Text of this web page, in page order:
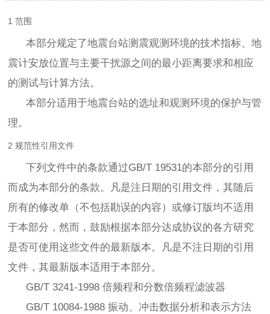
1 范围
本部分规定了地震台站测震观测环境的技术指标、地
震计安放位置与主要干扰源之间的最小距离要求和相应
的测试与计算方法。
本部分适用于地震台站的选址和观测环境的保护与管
理。
2 规范性引用文件
下列文件中的条款通过GB/T 19531的本部分的引用
而成为本部分的条款。凡是注日期的引用文件，其随后
所有的修改单（不包括勘误的内容）或修订版均不适用
于本部分，然而，鼓励根据本部分达成协议的各方研究
是否可使用这些文件的最新版本。凡是不注日期的引用
文件，其最新版本适用于本部分。
GB/T 3241-1998 倍频程和分数倍频程滤波器
GB/T 10084-1988 振动、冲击数据分析和表示方法